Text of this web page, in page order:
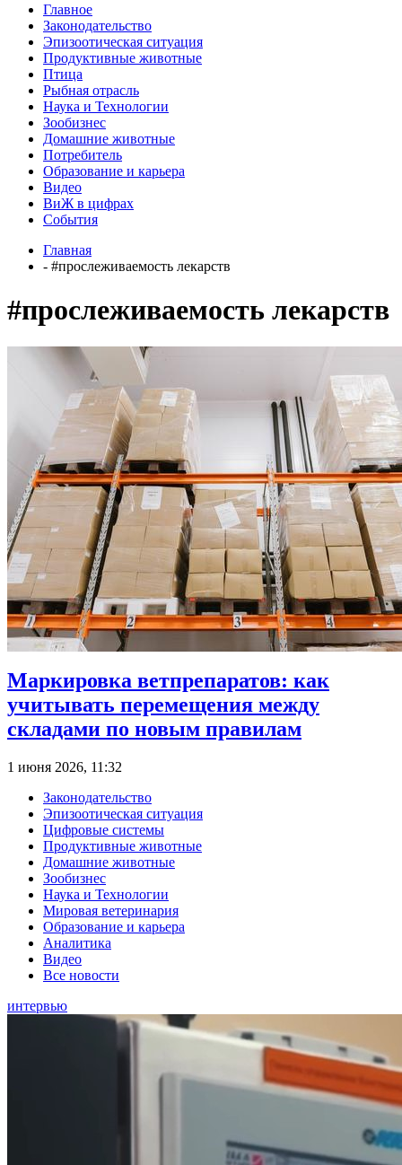
Главное
Законодательство
Эпизоотическая ситуация
Продуктивные животные
Птица
Рыбная отрасль
Наука и Технологии
Зообизнес
Домашние животные
Потребитель
Образование и карьера
Видео
ВиЖ в цифрах
События
Главная
- #прослеживаемость лекарств
#прослеживаемость лекарств
Маркировка ветпрепаратов: как
учитывать перемещения между
складами по новым правилам
1 июня 2026, 11:32
Законодательство
Эпизоотическая ситуация
Цифровые системы
Продуктивные животные
Домашние животные
Зообизнес
Наука и Технологии
Мировая ветеринария
Образование и карьера
Аналитика
Видео
Все новости
интервью